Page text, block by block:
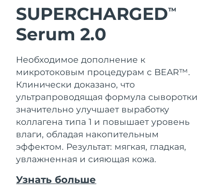
SUPERCHARGEDTM
Serum 2.0
Необходимое дополнение к
микротоковым процедурам с BEAR™.
Клинически доказано, что
ультрапроводящая формула сыворотки
значительно улучшает выработку
коллагена типа 1 и повышает уровень
влаги, обладая накопительным
эффектом. Результат: мягкая, гладкая,
увлажненная и сияющая кожа.
Узнать больше